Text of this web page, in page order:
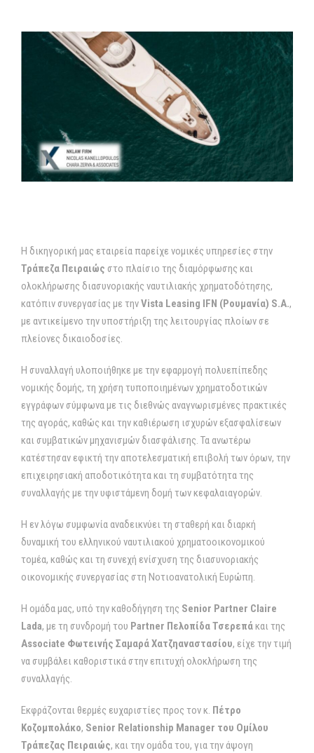
Η δικηγορική μας εταιρεία παρείχε νομικές υπηρεσίες στην
Τράπεζα Πειραιώς στο πλαίσιο της διαμόρφωσης και
ολοκλήρωσης διασυνοριακής ναυτιλιακής χρηματοδότησης,
κατόπιν συνεργασίας με τηνVista Leasing IFN (Ρουμανία) S.A.,
με αντικείμενο την υποστήριξη της λειτουργίας πλοίων σε
πλείονες δικαιοδοσίες.
Η συναλλαγή υλοποιήθηκε με την εφαρμογή πολυεπίπεδης
νομικής δομής, τη χρήση τυποποιημένων χρηματοδοτικών
εγγράφων σύμφωνα με τις διεθνώς αναγνωρισμένες πρακτικές
της αγοράς, καθώς και την καθιέρωση ισχυρών εξασφαλίσεων
και συμβατικών μηχανισμών διασφάλισης. Τα ανωτέρω
κατέστησαν εφικτή την αποτελεσματική επιβολή των όρων, την
επιχειρησιακή αποδοτικότητα και τη συμβατότητα της
συναλλαγής με την υφιστάμενη δομή των κεφαλαιαγορών.
Η εν λόγω συμφωνία αναδεικνύει τη σταθερή και διαρκή
δυναμική του ελληνικού ναυτιλιακού χρηματοοικονομικού
τομέα, καθώς και τη συνεχή ενίσχυση της διασυνοριακής
οικονομικής συνεργασίας στη Νοτιοανατολική Ευρώπη.
Η ομάδα μας, υπό την καθοδήγηση της Senior Partner Claire
Lada, με τη συνδρομή του Partner Πελοπίδα Τσερεπάκαι της
Associate Φωτεινής Σαμαρά Χατζηαναστασίου, είχε την τιμή
να συμβάλει καθοριστικά στην επιτυχή ολοκλήρωση της
συναλλαγής.
Εκφράζονται θερμές ευχαριστίες προς τον κ. Πέτρο
Κοζομπολάκο, Senior Relationship Manager του Ομίλου
Τράπεζας Πειραιώς, και την ομάδα του, για την άψογη